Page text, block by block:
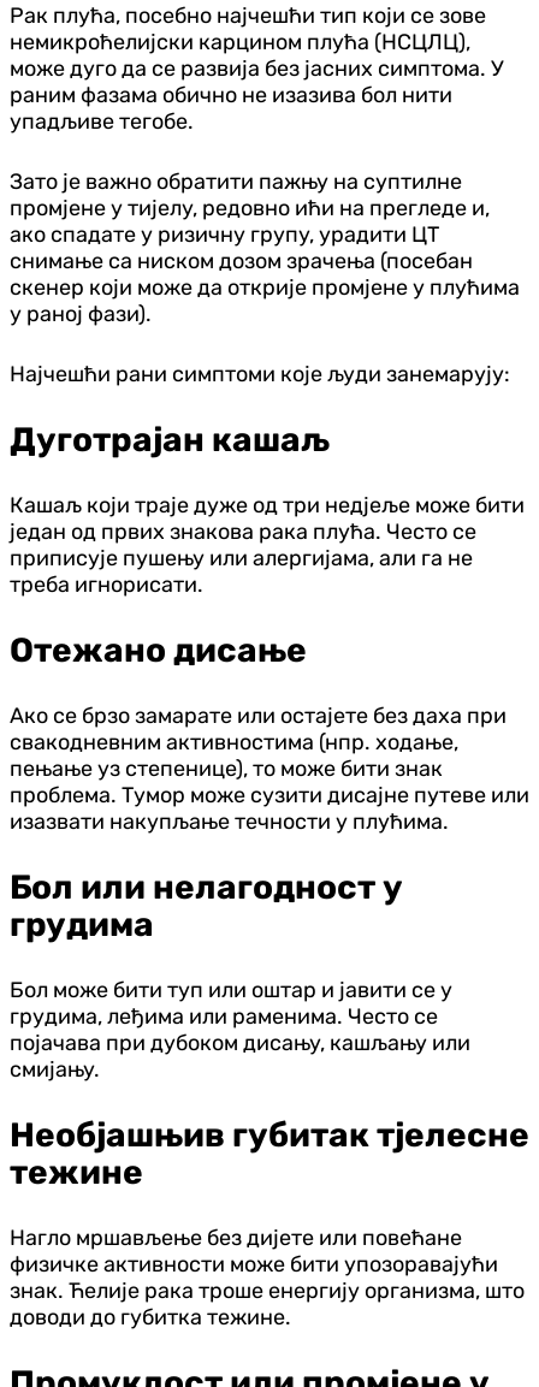
Рак плућа, посебно најчешћи тип који се зове
немикроћелијски карцином плућа (НСЦЛЦ),
може дуго да се развија без јасних симптома. У
раним фазама обично не изазива бол нити
упадљиве тегобе.
Зато је важно обратити пажњу на суптилне
промјене у тијелу, редовно ићи на прегледе и,
ако спадате у ризичну групу, урадити ЦТ
снимање са ниском дозом зрачења (посебан
скенер који може да открије промјене у плућима
у раној фази).
Најчешћи рани симптоми које људи занемарују:
Дуготрајан кашаљ
Кашаљ који траје дуже од три недјеље може бити
један од првих знакова рака плућа. Често се
приписује пушењу или алергијама, али га не
треба игнорисати.
Отежано дисање
Ако се брзо замарате или остајете без даха при
свакодневним активностима (нпр. ходање,
пењање уз степенице), то може бити знак
проблема. Тумор може сузити дисајне путеве или
изазвати накупљање течности у плућима.
Бол или нелагодност у
грудима
Бол може бити туп или оштар и јавити се у
грудима, леђима или раменима. Често се
појачава при дубоком дисању, кашљању или
смијању.
Необјашњив губитак тјелесне
тежине
Нагло мршављење без дијете или повећане
физичке активности може бити упозоравајући
знак. Ћелије рака троше енергију организма, што
доводи до губитка тежине.